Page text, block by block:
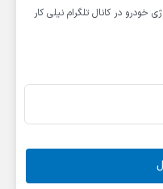
خودرو در کانال تلگرام نیلی کار